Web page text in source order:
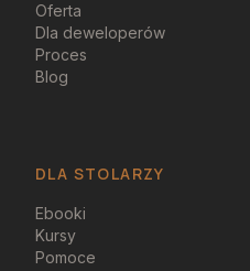
Oferta
Dla deweloperów
Proces
Blog
DLA STOLARZY
Ebooki
Kursy
Pomoce